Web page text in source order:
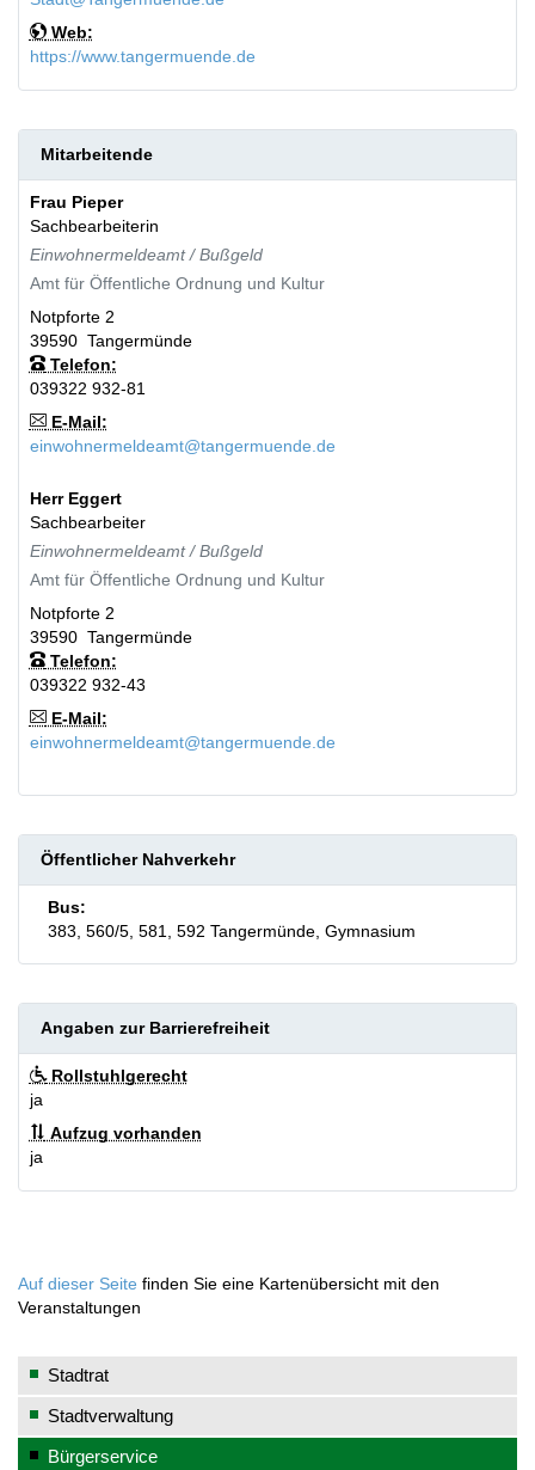
Stadtrat
Stadtverwaltung
Bürgerservice
Web:
https://www.tangermuende.de
Mitarbeitende
Frau Pieper
Sachbearbeiterin
Einwohnermeldeamt / Bußgeld
Amt für Öffentliche Ordnung und Kultur
Notpforte 2
39590 Tangermünde
Telefon:
039322 932-81
E-Mail:
einwohnermeldeamt@tangermuende.de
Herr Eggert
Sachbearbeiter
Einwohnermeldeamt / Bußgeld
Amt für Öffentliche Ordnung und Kultur
Notpforte 2
39590 Tangermünde
Telefon:
039322 932-43
E-Mail:
einwohnermeldeamt@tangermuende.de
Öffentlicher Nahverkehr
Bus:
383, 560/5, 581, 592 Tangermünde, Gymnasium
Angaben zur Barrierefreiheit
Rollstuhlgerecht
ja
Aufzug vorhanden
ja
Auf dieser Seite finden Sie eine Kartenübersicht mit den
Veranstaltungen